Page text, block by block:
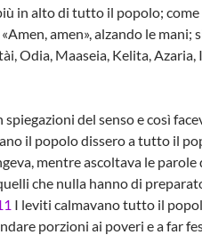
in alto di tutto il popolo;
amen», alzando le
Odia, Maaseia, Kelita,
del senso e così
il popolo dissero a tutto il
mentre ascoltava le parole
che nulla hanno di
I leviti calmavano tutto il
porzioni ai poveri e a far